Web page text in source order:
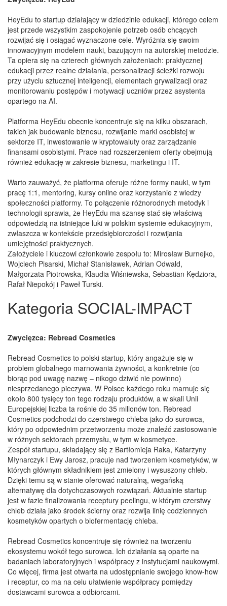
HeyEdu to startup działający w dziedzinie edukacji, którego celem
jest przede wszystkim zaspokojenie potrzeb osób chcących
rozwijać się i osiągać wyznaczone cele. Wyróżnia się swoim
innowacyjnym modelem nauki, bazującym na autorskiej metodzie.
Ta opiera się na czterech głównych założeniach: praktycznej
edukacji przez realne działania, personalizacji ścieżki rozwoju
przy użyciu sztucznej inteligencji, elementach grywalizacji oraz
monitorowaniu postępów i motywacji uczniów przez asystenta
opartego na AI.
Platforma HeyEdu obecnie koncentruje się na kilku obszarach,
takich jak budowanie biznesu, rozwijanie marki osobistej w
sektorze IT, inwestowanie w kryptowaluty oraz zarządzanie
finansami osobistymi. Prace nad rozszerzeniem oferty obejmują
również edukację w zakresie biznesu, marketingu i IT.
Warto zauważyć, że platforma oferuje różne formy nauki, w tym
pracę 1:1, mentoring, kursy online oraz korzystanie z wiedzy
społeczności platformy. To połączenie różnorodnych metodyk i
technologii sprawia, że HeyEdu ma szansę stać się właściwą
odpowiedzią na istniejące luki w polskim systemie edukacyjnym,
zwłaszcza w kontekście przedsiębiorczości i rozwijania
umiejętności praktycznych.
Założyciele i kluczowi członkowie zespołu to: Mirosław Burnejko,
Wojciech Pisarski, Michał Stanisławek, Adrian Odwald,
Małgorzata Piotrowska, Klaudia Wiśniewska, Sebastian Kędziora,
Rafał Niepokój i Paweł Turski.
Kategoria SOCIAL-IMPACT
Zwycięzca: Rebread Cosmetics
Rebread Cosmetics to polski startup, który angażuje się w
problem globalnego marnowania żywności, a konkretnie (co
biorąc pod uwagę nazwę – nikogo dziwić nie powinno)
niesprzedanego pieczywa. W Polsce każdego roku marnuje się
około 800 tysięcy ton tego rodzaju produktów, a w skali Unii
Europejskiej liczba ta rośnie do 35 milionów ton. Rebread
Cosmetics podchodzi do czerstwego chleba jako do surowca,
który po odpowiednim przetworzeniu może znaleźć zastosowanie
w różnych sektorach przemysłu, w tym w kosmetyce.
Zespół startupu, składający się z Bartłomieja Raka, Katarzyny
Młynarczyk i Ewy Jarosz, pracuje nad tworzeniem kosmetyków, w
których głównym składnikiem jest zmielony i wysuszony chleb.
Dzięki temu są w stanie oferować naturalną, wegańską
alternatywę dla dotychczasowych rozwiązań. Aktualnie startup
jest w fazie finalizowania receptury peelingu, w którym czerstwy
chleb działa jako środek ścierny oraz rozwija linię codziennych
kosmetyków opartych o biofermentację chleba.
Rebread Cosmetics koncentruje się również na tworzeniu
ekosystemu wokół tego surowca. Ich działania są oparte na
badaniach laboratoryjnych i współpracy z instytucjami naukowymi.
Co więcej, firma jest otwarta na udostępnianie swojego know-how
i receptur, co ma na celu ułatwienie współpracy pomiędzy
dostawcami surowca a odbiorcami.